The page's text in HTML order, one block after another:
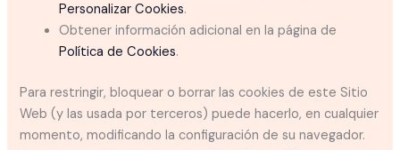
Personalizar Cookies.
Obtener información adicional en la página de
Política de Cookies.
Para restringir, bloquear o borrar las cookies de este Sitio
Web (y las usada por terceros) puede hacerlo, en cualquier
momento, modificando la configuración de su navegador.